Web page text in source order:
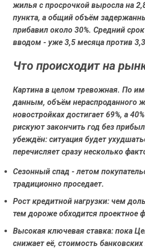
жилья с просрочкой выросла на
пункта, а общий объём
прибавил около 30%. Средний
вводом - уже 3,5 месяца против
Что происходит на
Картина в целом тревожная. По
данным, объём нераспроданного
новостройках достигает 69%, а
рискуют закончить год без
убеждён: ситуация будет
перечисляет сразу несколько
Сезонный спад - летом
традиционно проседает.
Рост кредитной нагрузки: чем
тем дороже обходится проектное
Высокая ключевая ставка: пока
снижает её, стоимость